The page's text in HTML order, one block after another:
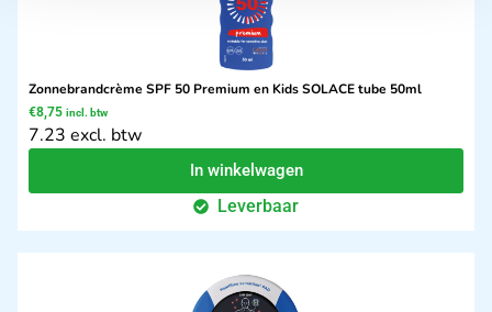
Zonnebrandcrème SPF 50 Premium en Kids SOLACE tube 50ml
€8,75 incl. btw
7.23 excl. btw
In winkelwagen
Leverbaar